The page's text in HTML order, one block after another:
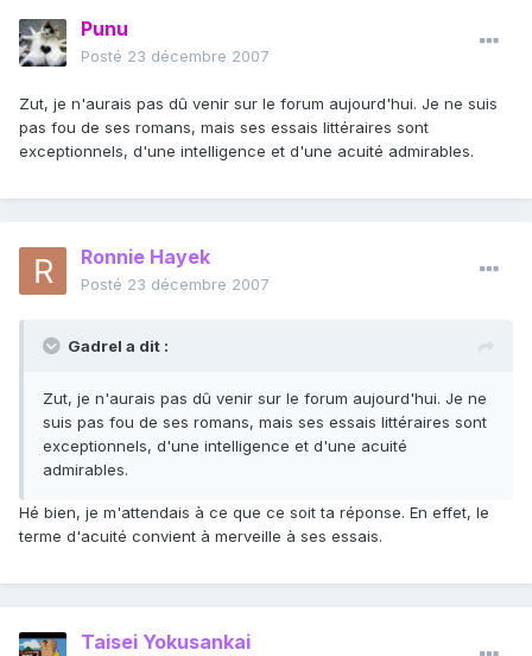
Punu
Posté 23 décembre 2007
Zut, je n'aurais pas dû venir sur le forum aujourd'hui. Je ne suis
pas fou de ses romans, mais ses essais littéraires sont
exceptionnels, d'une intelligence et d'une acuité admirables.
Ronnie Hayek
Posté 23 décembre 2007
Gadrel a dit :
Zut, je n'aurais pas dû venir sur le forum aujourd'hui. Je ne
suis pas fou de ses romans, mais ses essais littéraires sont
exceptionnels, d'une intelligence et d'une acuité
admirables.
Hé bien, je m'attendais à ce que ce soit ta réponse. En effet, le
terme d'acuité convient à merveille à ses essais.
Taisei Yokusankai